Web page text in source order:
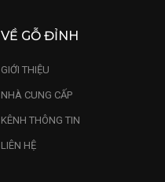
VỀ GỖ ĐỈNH
GIỚI THIỆU
NHÀ CUNG CẤP
KÊNH THÔNG TIN
LIÊN HỆ